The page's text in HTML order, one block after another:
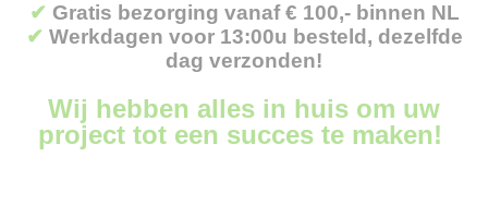
✔ Gratis bezorging vanaf € 100,- binnen NL
✔ Werkdagen voor 13:00u besteld, dezelfde
dag verzonden!
Wij hebben alles in huis om uw
project tot een succes te maken!